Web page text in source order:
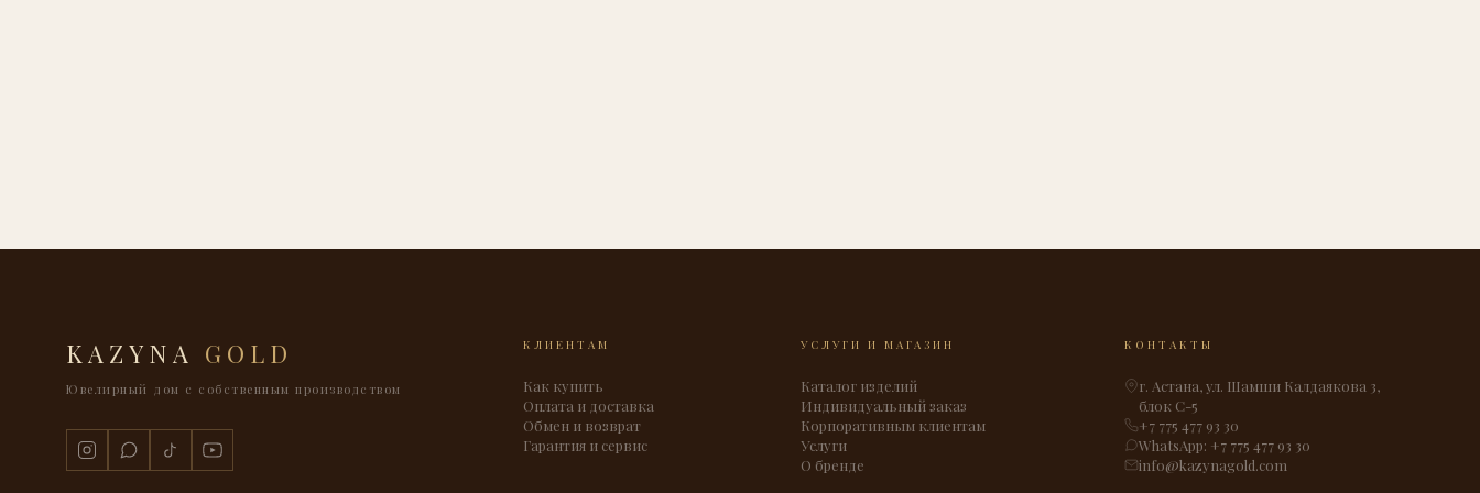
KAZYNA GOLD
Ювелирный дом с собственным производством
КЛИЕНТАМ
Как купить
Оплата и доставка
Обмен и возврат
Гарантия и сервис
УСЛУГИ И МАГАЗИН
Каталог изделий
Индивидуальный заказ
Корпоративным клиентам
Услуги
О бренде
КОНТАКТЫ
г. Астана, ул. Шамши Калдаякова 3,
блок С-5
+7 775 477 93 30
WhatsApp: +7 775 477 93 30
info@kazynagold.com